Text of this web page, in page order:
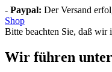
- Paypal: Der Versand
Shop
Bitte beachten Sie, daß wir
Wir führen